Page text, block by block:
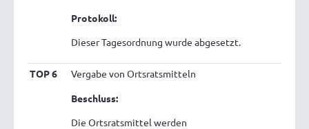
Protokoll:
Dieser Tagesordnung wurde abgesetzt.
TOP 6
Vergabe von Ortsratsmitteln
Beschluss:
Die Ortsratsmittel werden